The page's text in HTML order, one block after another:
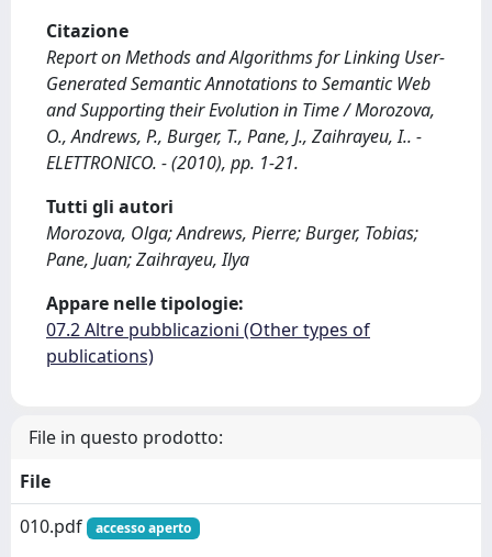
Citazione
Report on Methods and Algorithms for Linking User-
Generated Semantic Annotations to Semantic Web
and Supporting their Evolution in Time / Morozova,
O., Andrews, P., Burger, T., Pane, J., Zaihrayeu, I.. -
ELETTRONICO. - (2010), pp. 1-21.
Tutti gli autori
Morozova, Olga; Andrews, Pierre; Burger, Tobias;
Pane, Juan; Zaihrayeu, Ilya
Appare nelle tipologie:
07.2 Altre pubblicazioni (Other types of
publications)
File in questo prodotto:
File
010.pdf
accesso aperto